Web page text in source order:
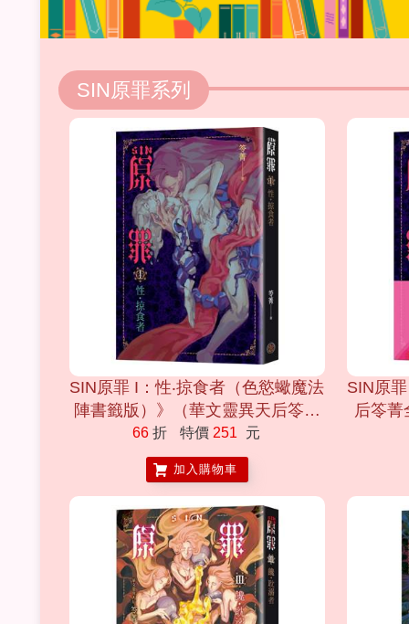
SIN原罪系列
SIN原罪 I：性‧掠食者（色慾蠍魔法
陣書籤版）》（華文靈異天后笭菁
全新系列、山米Sammixyz繪製封
66 折 特價 251 元
加入購物車
SIN原
后笭